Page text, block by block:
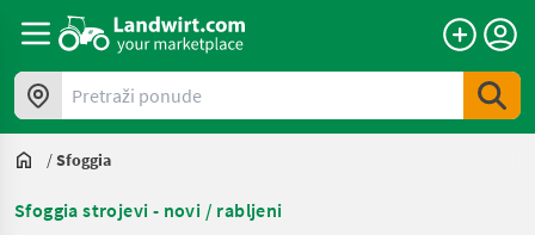
Pretraži ponude
/Sfoggia
Sfoggia strojevi - novi / rabljeni